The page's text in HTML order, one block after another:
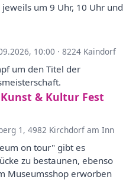
um 9 Uhr, 10 Uhr und
10:00 · 8224 Kaindorf
um den Titel der
& Kultur Fest
1, 4982 Kirchdorf am Inn
on tour" gibt es
zu bestaunen, ebenso
Museumsshop erworben